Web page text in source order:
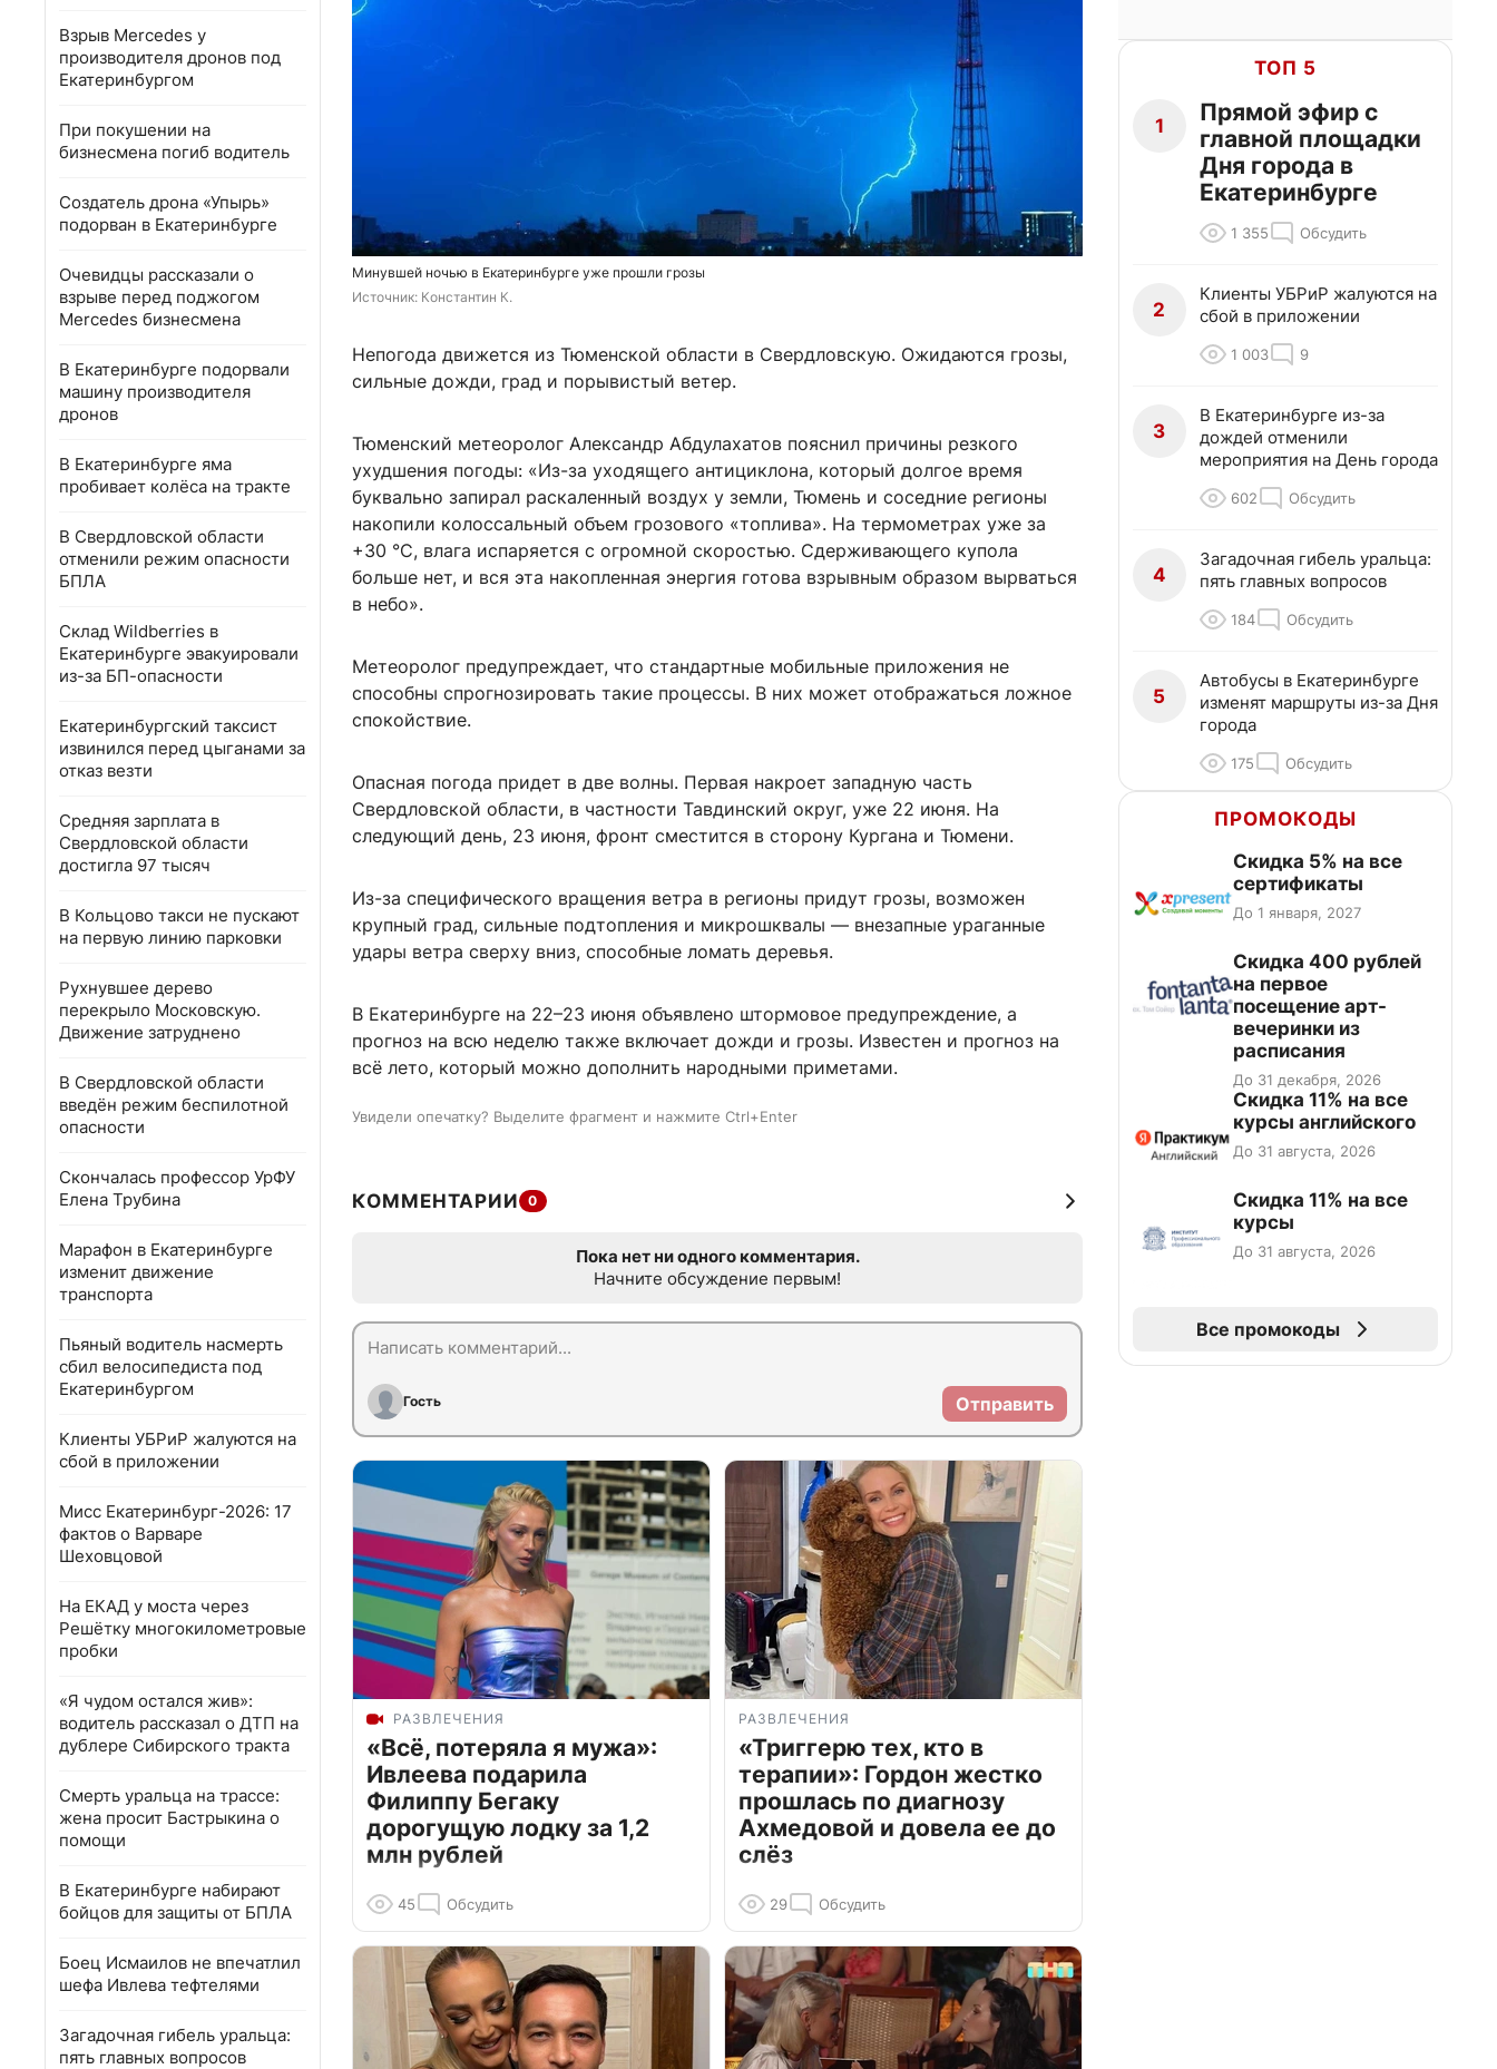
Взрыв Mercedes у
производителя дронов под
Екатеринбургом
При покушении на
бизнесмена погиб водитель
Создатель дрона «Упырь»
подорван в Екатеринбурге
Очевидцы рассказали о
взрыве перед поджогом
Mercedes бизнесмена
В Екатеринбурге подорвали
машину производителя
дронов
В Екатеринбурге яма
пробивает колёса на тракте
В Свердловской области
отменили режим опасности
БПЛА
Склад Wildberries в
Екатеринбурге эвакуировали
из-за БП-опасности
Екатеринбургский таксист
извинился перед цыганами за
отказ везти
Средняя зарплата в
Свердловской области
достигла 97 тысяч
В Кольцово такси не пускают
на первую линию парковки
Рухнувшее дерево
перекрыло Московскую.
Движение затруднено
В Свердловской области
введён режим беспилотной
опасности
Скончалась профессор УрФУ
Елена Трубина
Марафон в Екатеринбурге
изменит движение
транспорта
Пьяный водитель насмерть
сбил велосипедиста под
Екатеринбургом
Клиенты УБРиР жалуются на
сбой в приложении
Мисс Екатеринбург-2026: 17
фактов о Варваре
Шеховцовой
На ЕКАД у моста через
Решётку многокилометровые
пробки
«Я чудом остался жив»:
водитель рассказал о ДТП на
дублере Сибирского тракта
Смерть уральца на трассе:
жена просит Бастрыкина о
помощи
В Екатеринбурге набирают
бойцов для защиты от БПЛА
Боец Исмаилов не впечатлил
шефа Ивлева тефтелями
Загадочная гибель уральца:
пять главных вопросов
Минувшей ночью в Екатеринбурге уже прошли грозы
Источник: Константин К.
Непогода движется из Тюменской области в Свердловскую. Ожидаются грозы,
сильные дожди, град и порывистый ветер.
Тюменский метеоролог Александр Абдулахатов пояснил причины резкого
ухудшения погоды: «Из-за уходящего антициклона, который долгое время
буквально запирал раскаленный воздух у земли, Тюмень и соседние регионы
накопили колоссальный объем грозового «топлива». На термометрах уже за
+30 °C, влага испаряется с огромной скоростью. Сдерживающего купола
больше нет, и вся эта накопленная энергия готова взрывным образом вырваться
в небо».
Метеоролог предупреждает, что стандартные мобильные приложения не
способны спрогнозировать такие процессы. В них может отображаться ложное
спокойствие.
Опасная погода придет в две волны. Первая накроет западную часть
Свердловской области, в частности Тавдинский округ, уже 22 июня. На
следующий день, 23 июня, фронт сместится в сторону Кургана и Тюмени.
Из-за специфического вращения ветра в регионы придут грозы, возможен
крупный град, сильные подтопления и микрошквалы — внезапные ураганные
удары ветра сверху вниз, способные ломать деревья.
В Екатеринбурге на 22–23 июня объявлено штормовое предупреждение, а
прогноз на всю неделю также включает дожди и грозы. Известен и прогноз на
всё лето, который можно дополнить народными приметами.
Увидели опечатку? Выделите фрагмент и нажмите Ctrl+Enter
КОММЕНТАРИИ 0
Пока нет ни одного комментария.
Начните обсуждение первым!
Гость Отправить
РАЗВЛЕЧЕНИЯ
«Всё, потеряла я мужа»:
Ивлеева подарила
Филиппу Бегаку
дорогущую лодку за 1,2
млн рублей
45 Обсудить
РАЗВЛЕЧЕНИЯ
«Триггерю тех, кто в
терапии»: Гордон жестко
прошлась по диагнозу
Ахмедовой и довела ее до
слёз
29 Обсудить
ТОП 5
1
Прямой эфир с
главной площадки
Дня города в
Екатеринбурге
1 355 Обсудить
2
Клиенты УБРиР жалуются на
сбой в приложении
1 003 9
3
В Екатеринбурге из-за
дождей отменили
мероприятия на День города
602 Обсудить
4
Загадочная гибель уральца:
пять главных вопросов
184 Обсудить
5
Автобусы в Екатеринбурге
изменят маршруты из-за Дня
города
175 Обсудить
ПРОМОКОДЫ
Скидка 5% на все
сертификаты
До 1 января, 2027
Cкидка 400 рублей
на первое
посещение арт-
вечеринки из
расписания
До 31 декабря, 2026
Скидка 11% на все
курсы английского
До 31 августа, 2026
Скидка 11% на все
курсы
До 31 августа, 2026
Все промокоды